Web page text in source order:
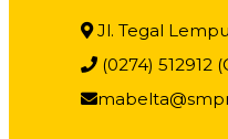
Jl. Tegal
(0274) 512912